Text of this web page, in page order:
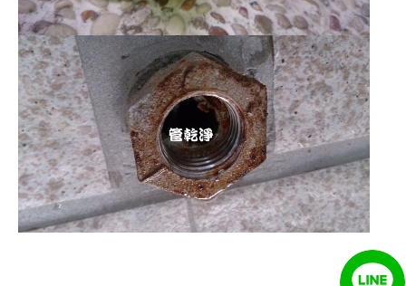
清洗水管 水管清洗 洗水管 熱水